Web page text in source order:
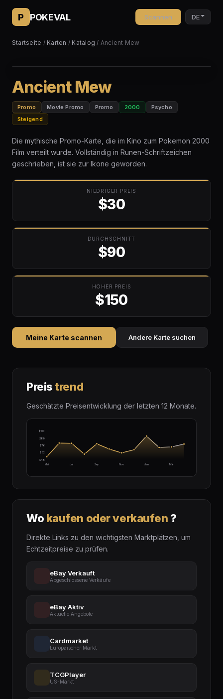
P POKEVAL Scannen DE
Startseite / Karten / Katalog / Ancient Mew
Ancient Mew
Promo Movie Promo Promo 2000
Psycho
Steigend
Die mythische Promo-Karte, die im Kino zum Pokemon 2000
Film verteilt wurde. Vollständig in Runen-Schriftzeichen
geschrieben, ist sie zur Ikone geworden.
NIEDRIGER PREIS
$30
DURCHSCHNITT
$90
HOHER PREIS
$150
Meine Karte scannen Andere Karte suchen
Preistrend
Geschätzte Preisentwicklung der letzten 12 Monate.
$49
$62
$76
$89
$103
Mai Jul Sep Nov Jan Mär
Wo kaufen oder verkaufen ?
Direkte Links zu den wichtigsten Marktplätzen, um
Echtzeitpreise zu prüfen.
eBay Verkauft
Abgeschlossene Verkäufe
eBay Aktiv
Aktuelle Angebote
Cardmarket
Europäischer Markt
TCGPlayer
US-Markt